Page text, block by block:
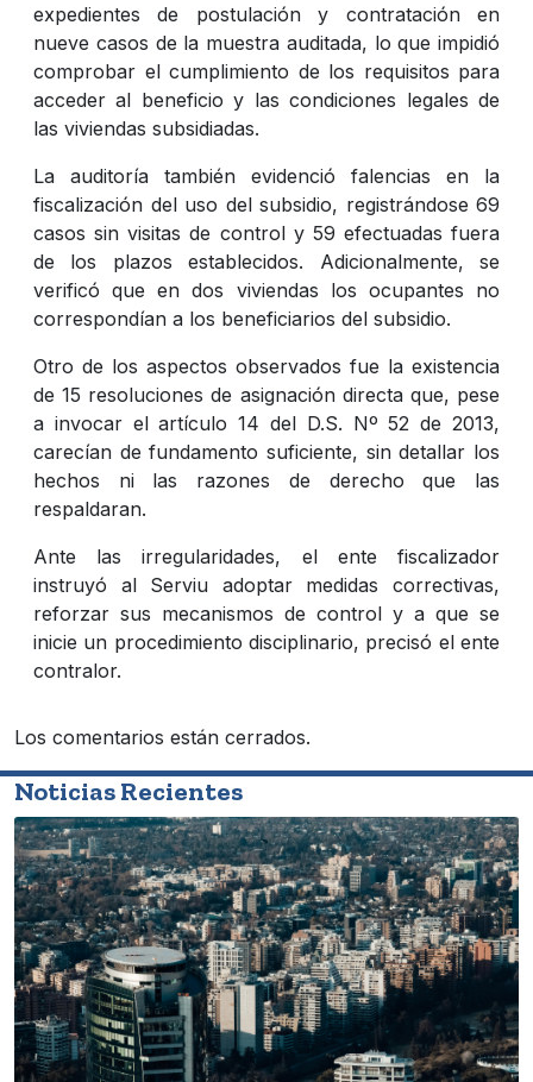
expedientes de postulación y contratación en
nueve casos de la muestra auditada, lo que impidió
comprobar el cumplimiento de los requisitos para
acceder al beneficio y las condiciones legales de
las viviendas subsidiadas.
La auditoría también evidenció falencias en la
fiscalización del uso del subsidio, registrándose 69
casos sin visitas de control y 59 efectuadas fuera
de los plazos establecidos. Adicionalmente, se
verificó que en dos viviendas los ocupantes no
correspondían a los beneficiarios del subsidio.
Otro de los aspectos observados fue la existencia
de 15 resoluciones de asignación directa que, pese
a invocar el artículo 14 del D.S. Nº 52 de 2013,
carecían de fundamento suficiente, sin detallar los
hechos ni las razones de derecho que las
respaldaran.
Ante las irregularidades, el ente fiscalizador
instruyó al Serviu adoptar medidas correctivas,
reforzar sus mecanismos de control y a que se
inicie un procedimiento disciplinario, precisó el ente
contralor.
Los comentarios están cerrados.
Noticias Recientes